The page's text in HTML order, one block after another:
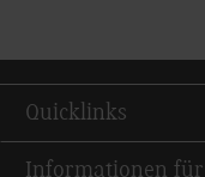
Quicklinks
Informationen für